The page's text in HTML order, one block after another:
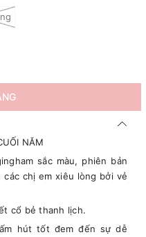
NĂM
sắc màu, phiên bản
các chị em xiêu lòng bởi vẻ
cổ bẻ thanh lịch.
hút tốt đem đến sự dễ